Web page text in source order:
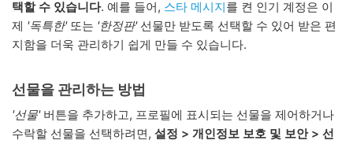
택할 수 있습니다. 예를 들어, 스타 메시지를 켠 인기 계정은 이
제 '독특한'또는 '한정판'선물만 받도록 선택할 수 있어 받은 편
지함을 더욱 관리하기 쉽게 만들 수 있습니다.
선물을 관리하는 방법
'선물'버튼을 추가하고, 프로필에 표시되는 선물을 제어하거나
수락할 선물을 선택하려면, 설정 > 개인정보 보호 및 보안 > 선